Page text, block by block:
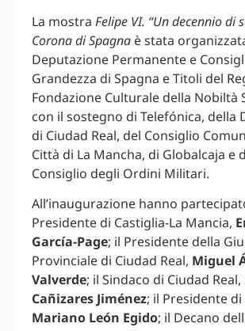
La mostra Felipe VI. “Un decennio di
Corona di Spagna è stata
Deputazione Permanente e
Grandezza di Spagna e Titoli del
Fondazione Culturale della Nobiltà
con il sostegno di Telefónica, della
di Ciudad Real, del Consiglio
Città di La Mancha, di Globalcaja e
Consiglio degli Ordini Militari.
All’inaugurazione hanno
Presidente di Castiglia-La Mancia,
García-Page; il Presidente della
Provinciale di Ciudad Real, Miguel
Valverde; il Sindaco di Ciudad Real,
Cañizares Jiménez; il Presidente
Mariano León Egido; il Decano